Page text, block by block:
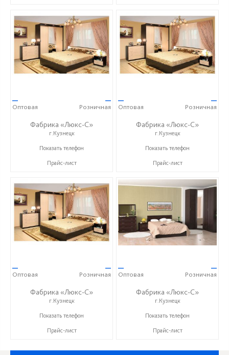
—
Оптовая
—
Розничная
Фабрика «Люкс-С»
г.Кузнецк
+ 7 (999) 748-11-11
Показать телефон
Прайс-лист
—
Оптовая
—
Розничная
Фабрика «Люкс-С»
г.Кузнецк
+ 7 (999) 748-11-11
Показать телефон
Прайс-лист
—
Оптовая
—
Розничная
Фабрика «Люкс-С»
г.Кузнецк
+ 7 (999) 748-11-11
Показать телефон
Прайс-лист
—
Оптовая
—
Розничная
Фабрика «Люкс-С»
г.Кузнецк
+ 7 (999) 748-11-11
Показать телефон
Прайс-лист